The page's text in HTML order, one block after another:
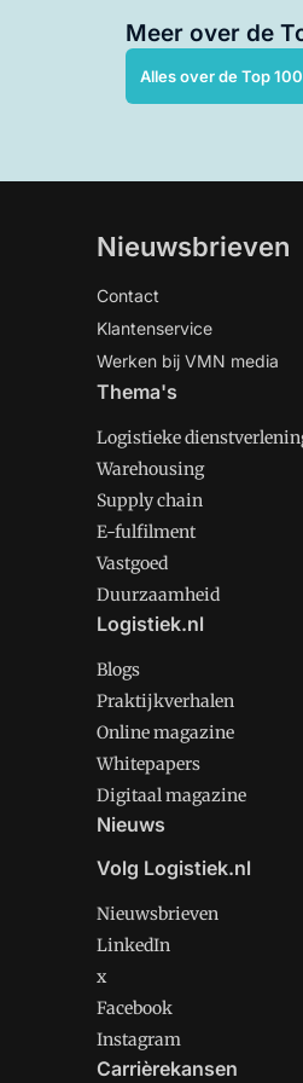
Meer over de
Alles over de Top
Nieuwsbrieven
Contact
Klantenservice
Werken bij VMN media
Thema's
Logistieke
Warehousing
Supply chain
E-fulfilment
Vastgoed
Duurzaamheid
Logistiek.nl
Blogs
Praktijkverhalen
Online magazine
Whitepapers
Digitaal magazine
Nieuws
Volg Logistiek.nl
Nieuwsbrieven
LinkedIn
x
Facebook
Instagram
Carrièrekansen